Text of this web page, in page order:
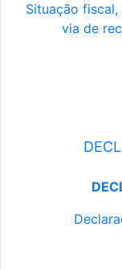
Situação
via de